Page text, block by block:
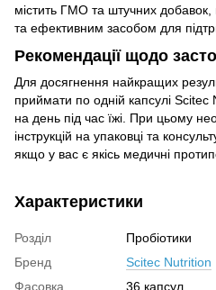
містить ГМО та штучних
та ефективним засобом для
Рекомендації щодо
Для досягнення найкращих
приймати по одній капсулі Scitec
на день під час їжі. При цьому
інструкцій на упаковці та
якщо у вас є якісь медичні
Характеристики
Розділ
Пробіотики
Бренд
Scitec Nutrition
Фасовка
36 капсул